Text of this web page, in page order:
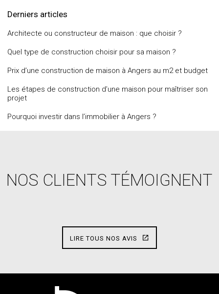
Derniers articles
Architecte ou constructeur de maison : que choisir ?
Quel type de construction choisir pour sa maison ?
Prix d’une construction de maison à Angers au m2 et budget
Les étapes de construction d’une maison pour maîtriser son
projet
Pourquoi investir dans l’immobilier à Angers ?
NOS CLIENTS TÉMOIGNENT
LIRE TOUS NOS AVIS